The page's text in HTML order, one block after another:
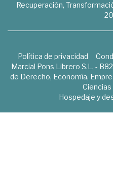
Recuperación,
Política de privacidad
Marcial Pons Librero S.L. -
de Derecho, Economía,
Ciencias
Hospedaje y